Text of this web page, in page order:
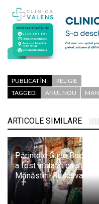
PUBLICAT ÎN:
RELIGIE
TAGGED:
ANUL NOU
ARTICOLE SIMILARE
Părintele Gurie
a fost instalat ca stareț al
Mănăstirii Ruscova